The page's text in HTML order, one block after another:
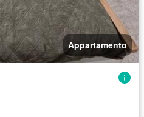
Appartamento